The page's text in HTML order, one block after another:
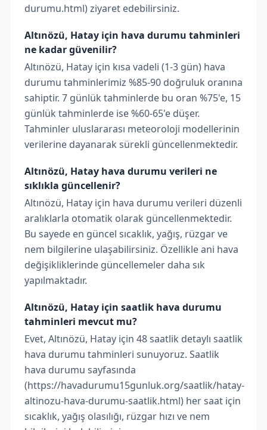
durumu.html) ziyaret edebilirsiniz.
Altınözü, Hatay için hava durumu tahminleri
ne kadar güvenilir?
Altınözü, Hatay için kısa vadeli (1-3 gün) hava
durumu tahminlerimiz %85-90 doğruluk oranına
sahiptir. 7 günlük tahminlerde bu oran %75'e, 15
günlük tahminlerde ise %60-65'e düşer.
Tahminler uluslararası meteoroloji modellerinin
verilerine dayanarak sürekli güncellenmektedir.
Altınözü, Hatay hava durumu verileri ne
sıklıkla güncellenir?
Altınözü, Hatay için hava durumu verileri düzenli
aralıklarla otomatik olarak güncellenmektedir.
Bu sayede en güncel sıcaklık, yağış, rüzgar ve
nem bilgilerine ulaşabilirsiniz. Özellikle ani hava
değişikliklerinde güncellemeler daha sık
yapılmaktadır.
Altınözü, Hatay için saatlik hava durumu
tahminleri mevcut mu?
Evet, Altınözü, Hatay için 48 saatlik detaylı saatlik
hava durumu tahminleri sunuyoruz. Saatlik
hava durumu sayfasında
(https://havadurumu15gunluk.org/saatlik/hatay-
altinozu-hava-durumu-saatlik.html) her saat için
sıcaklık, yağış olasılığı, rüzgar hızı ve nem